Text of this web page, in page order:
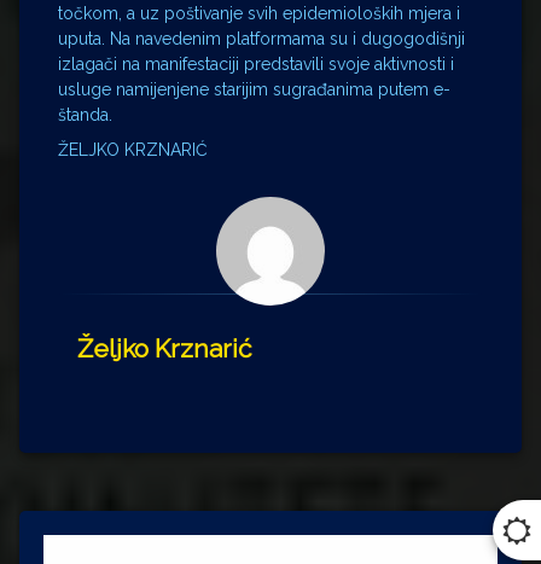
točkom, a uz poštivanje svih epidemioloških mjera i
uputa. Na navedenim platformama su i dugogodišnji
izlagači na manifestaciji predstavili svoje aktivnosti i
usluge namijenjene starijim sugrađanima putem e-
štanda.
ŽELJKO KRZNARIĆ
Željko Krznarić